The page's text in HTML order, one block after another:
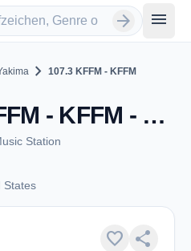
arrow_forward menu
chevron_right 107.3 KFFM - KFFM
107.3 KFFM - KFFM - FM 107.3 - Yakima, WA
Station
States
favorite share